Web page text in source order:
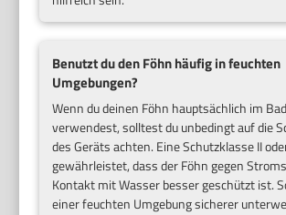
Benutzt du den Föhn häufig in feuchten
Umgebungen?
Wenn du deinen Föhn hauptsächlich im
verwendest, solltest du unbedingt auf die
des Geräts achten. Eine Schutzklasse II
gewährleistet, dass der Föhn gegen
Kontakt mit Wasser besser geschützt ist.
einer feuchten Umgebung sicherer